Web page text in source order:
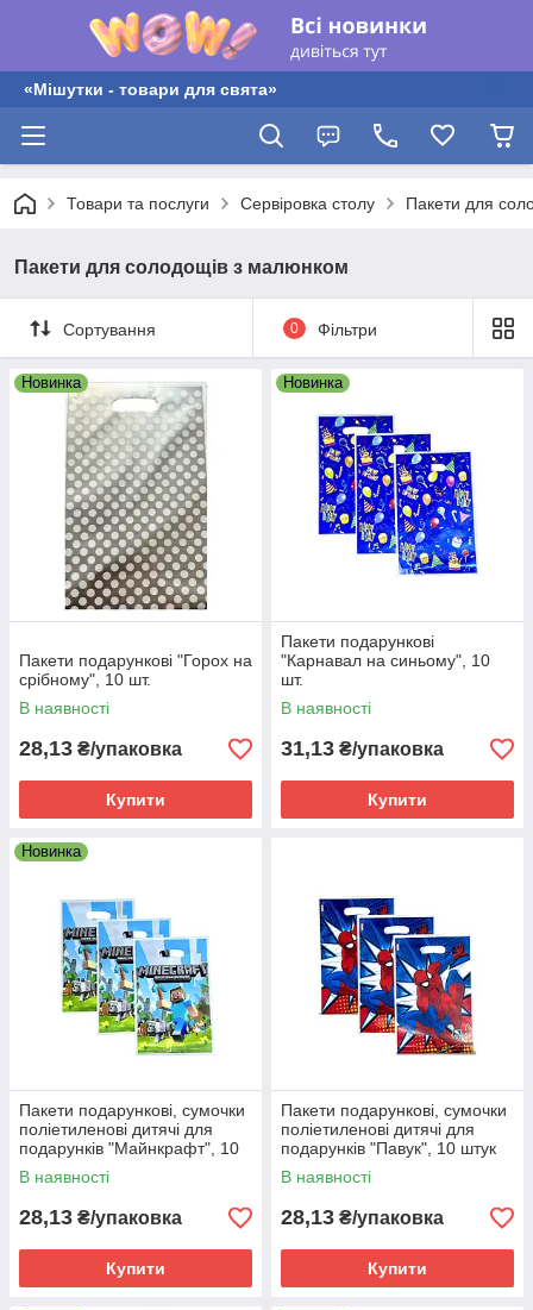
«Мішутки - товари для свята»
Товари та послуги Сервіровка столу Пакети для
Пакети для солодощів з малюнком
Сортування 0 Фільтри
Новинка
Пакети подарункові "Горох на
срібному", 10 шт.
В наявності
28,13 ₴/упаковка
Купити
Новинка
Пакети подарункові
"Карнавал на синьому", 10
шт.
В наявності
31,13 ₴/упаковка
Купити
Новинка
Пакети подарункові, сумочки
поліетиленові дитячі для
подарунків "Майнкрафт", 10
штук
В наявності
28,13 ₴/упаковка
Купити
Пакети подарункові, сумочки
поліетиленові дитячі для
подарунків "Павук", 10 штук
В наявності
28,13 ₴/упаковка
Купити